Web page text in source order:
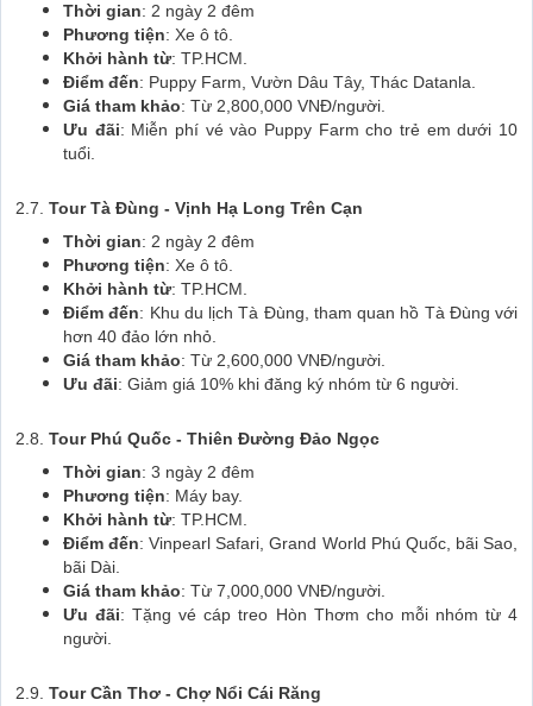
Thời gian: 2 ngày 2 đêm
Phương tiện: Xe ô tô.
Khởi hành từ: TP.HCM.
Điểm đến: Puppy Farm, Vườn Dâu Tây, Thác Datanla.
Giá tham khảo: Từ 2,800,000 VNĐ/người.
Ưu đãi: Miễn phí vé vào Puppy Farm cho trẻ em dưới 10
tuổi.
2.7. Tour Tà Đùng - Vịnh Hạ Long Trên Cạn
Thời gian: 2 ngày 2 đêm
Phương tiện: Xe ô tô.
Khởi hành từ: TP.HCM.
Điểm đến: Khu du lịch Tà Đùng, tham quan hồ Tà Đùng với
hơn 40 đảo lớn nhỏ.
Giá tham khảo: Từ 2,600,000 VNĐ/người.
Ưu đãi: Giảm giá 10% khi đăng ký nhóm từ 6 người.
2.8. Tour Phú Quốc - Thiên Đường Đảo Ngọc
Thời gian: 3 ngày 2 đêm
Phương tiện: Máy bay.
Khởi hành từ: TP.HCM.
Điểm đến: Vinpearl Safari, Grand World Phú Quốc, bãi Sao,
bãi Dài.
Giá tham khảo: Từ 7,000,000 VNĐ/người.
Ưu đãi: Tặng vé cáp treo Hòn Thơm cho mỗi nhóm từ 4
người.
2.9. Tour Cần Thơ - Chợ Nổi Cái Răng